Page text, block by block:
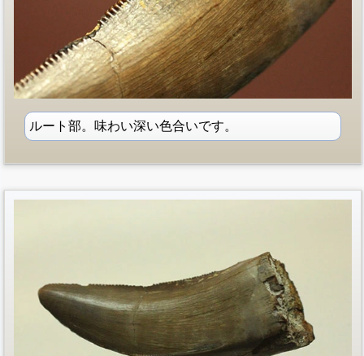
ルート部。味わい深い色合いです。